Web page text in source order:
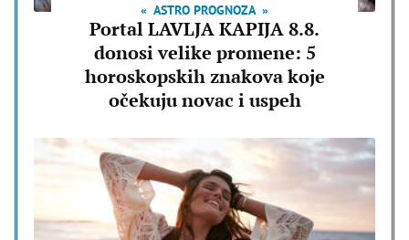
ASTRO PROGNOZA
Portal LAVLJA KAPIJA 8.8.
donosi velike promene: 5
horoskopskih znakova koje
očekuju novac i uspeh